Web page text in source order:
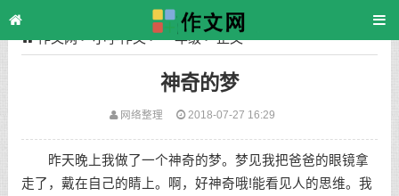
作文网>小学作文>一年级> 正文
神奇的梦
网络整理 2018-07-27 16:29
昨天晚上我做了一个神奇的梦。梦见我把爸爸的眼镜拿
走了，戴在自己的睛上。啊，好神奇哦!能看见人的思维。我